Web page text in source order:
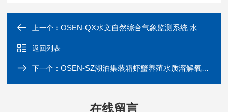
上一个：OSEN-QX水文自然综合气象监测系统 水位雨量观测站
返回列表
下一个：OSEN-SZ湖泊集装箱虾蟹养殖水质溶解氧PH监测系统
在线留言